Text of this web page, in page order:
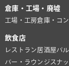
倉庫・工場・廃墟
工場・工房倉庫・コ
飲食店
レストラン居酒屋バ
バー・ラウンジ スナ